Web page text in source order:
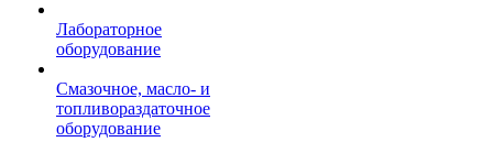
Лабораторное
оборудование
Смазочное, масло- и
топливораздаточное
оборудование